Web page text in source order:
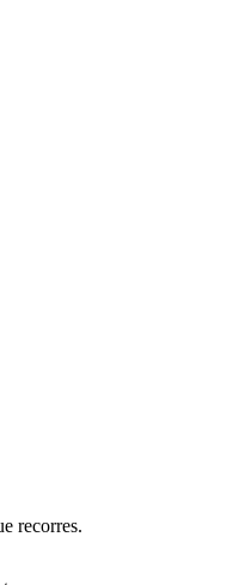
recorres.